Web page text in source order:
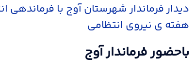
دیدار فرماندار شهرستان آوج با
هفته ی نیروی انتظامی
باحضور فرماندار آوج